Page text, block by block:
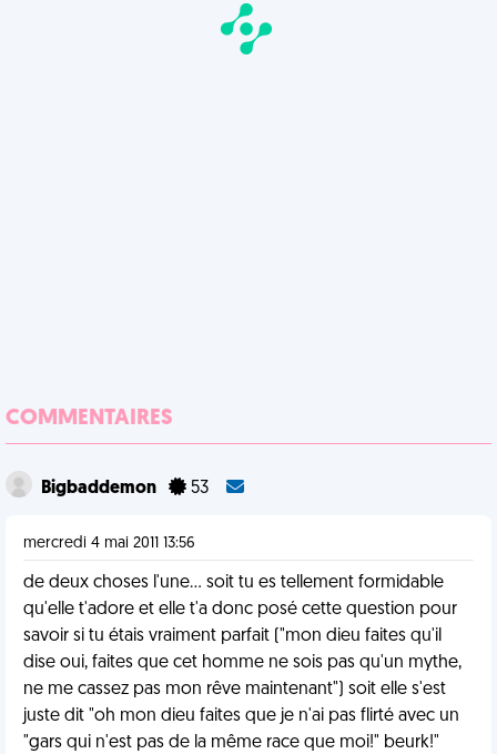
COMMENTAIRES
Bigbaddemon 53
mercredi 4 mai 2011 13:56
de deux choses l'une... soit tu es tellement formidable
qu'elle t'adore et elle t'a donc posé cette question pour
savoir si tu étais vraiment parfait ("mon dieu faites qu'il
dise oui, faites que cet homme ne sois pas qu'un mythe,
ne me cassez pas mon rêve maintenant") soit elle s'est
juste dit "oh mon dieu faites que je n'ai pas flirté avec un
"gars qui n'est pas de la même race que moi!" beurk!"